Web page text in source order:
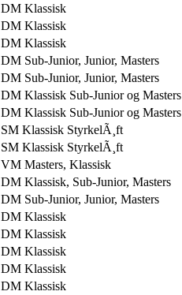
DM Klassisk
DM Klassisk
DM Klassisk
DM Sub-Junior, Junior, Masters
DM Sub-Junior, Junior, Masters
DM Klassisk Sub-Junior og Masters
DM Klassisk Sub-Junior og Masters
SM Klassisk StyrkelÃ¸ft
SM Klassisk StyrkelÃ¸ft
VM Masters, Klassisk
DM Klassisk, Sub-Junior, Masters
DM Sub-Junior, Junior, Masters
DM Klassisk
DM Klassisk
DM Klassisk
DM Klassisk
DM Klassisk